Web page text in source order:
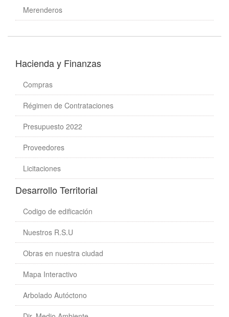
Merenderos
Hacienda y Finanzas
Compras
Régimen de Contrataciones
Presupuesto 2022
Proveedores
Licitaciones
Desarrollo Territorial
Codigo de edificación
Nuestros R.S.U
Obras en nuestra ciudad
Mapa Interactivo
Arbolado Autóctono